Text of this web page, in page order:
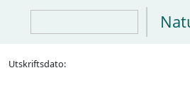
Utskriftsdato: